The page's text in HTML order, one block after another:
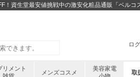
資生堂最安値挑戦中の激安化粧品通販「ベルコ
ロ
リメント
メンズコスメ
美容家電
取